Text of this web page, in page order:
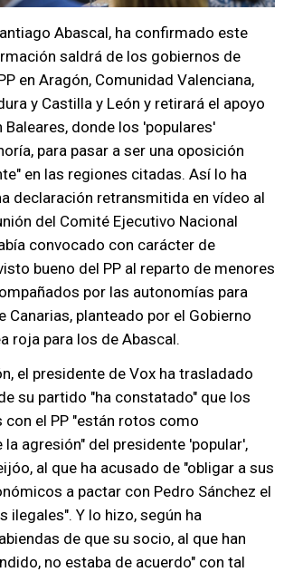
Abascal, ha confirmado este
saldrá de los gobiernos de
en Aragón, Comunidad Valenciana,
y Castilla y León y retirará el apoyo
Baleares, donde los 'populares'
para pasar a ser una oposición
en las regiones citadas. Así lo ha
declaración retransmitida en vídeo al
del Comité Ejecutivo Nacional
convocado con carácter de
bueno del PP al reparto de menores
por las autonomías para
Canarias, planteado por el Gobierno
roja para los de Abascal.
el presidente de Vox ha trasladado
su partido "ha constatado" que los
el PP "están rotos como
la agresión" del presidente 'popular',
al que ha acusado de "obligar a sus
a pactar con Pedro Sánchez el
ilegales". Y lo hizo, según ha
de que su socio, al que han
no estaba de acuerdo" con tal